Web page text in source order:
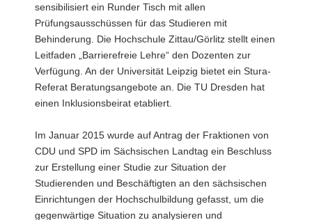
sensibilisiert ein Runder Tisch mit allen
Prüfungsausschüssen für das Studieren mit
Behinderung. Die Hochschule Zittau/Görlitz stellt einen
Leitfaden „Barrierefreie Lehre“ den Dozenten zur
Verfügung. An der Universität Leipzig bietet ein Stura-
Referat Beratungsangebote an. Die TU Dresden hat
einen Inklusionsbeirat etabliert.
Im Januar 2015 wurde auf Antrag der Fraktionen von
CDU und SPD im Sächsischen Landtag ein Beschluss
zur Erstellung einer Studie zur Situation der
Studierenden und Beschäftigten an den sächsischen
Einrichtungen der Hochschulbildung gefasst, um die
gegenwärtige Situation zu analysieren und